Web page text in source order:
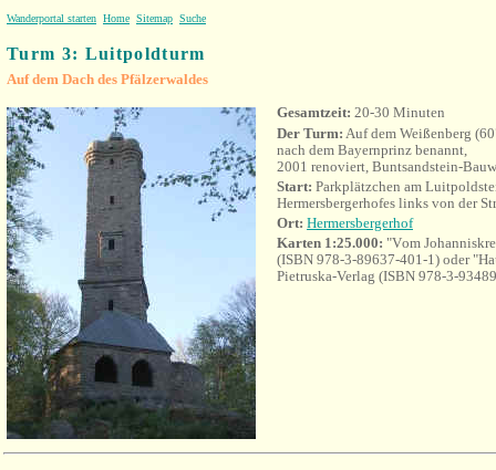
Wanderportal starten Home Sitemap Suche
Turm 3: Luitpoldturm
Auf dem Dach des Pfälzerwaldes
Gesamtzeit: 20-30 Minuten
Der Turm: Auf dem Weißenberg
nach dem Bayernprinz benannt,
2001 renoviert, Buntsandstein-
Start: Parkplätzchen am
Hermersbergerhofes links von der
Ort: Hermersbergerhof
Karten 1:25.000: "Vom
(ISBN 978-3-89637-401-1) oder
Pietruska-Verlag (ISBN 978-3-